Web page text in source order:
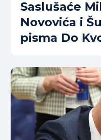
Saslušaće
Novovića i
pisma Do
za